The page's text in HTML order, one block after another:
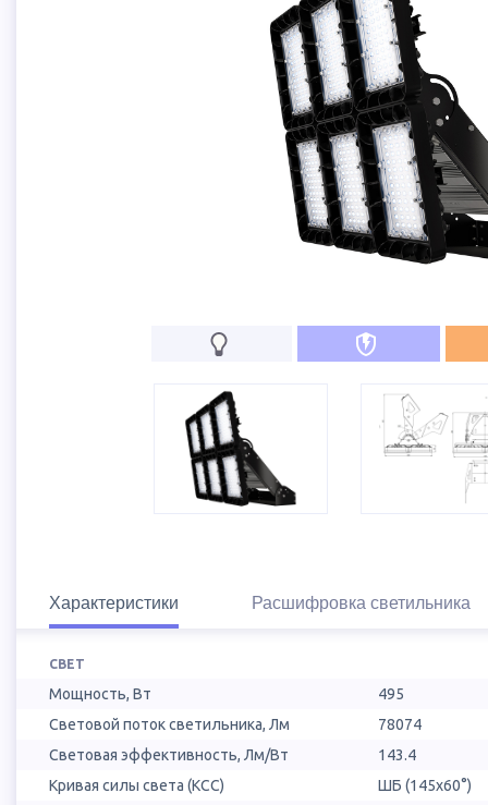
Характеристики Расшифровка светильника
СВЕТ
Мощность, Вт
495
Световой поток светильника, Лм
78074
Световая эффективность, Лм/Вт
143.4
Кривая силы света (КСС)
ШБ (145х60°)